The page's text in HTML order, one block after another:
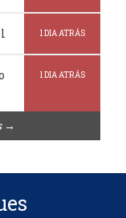
1 DIA ATRÁS
1 DIA ATRÁS
→